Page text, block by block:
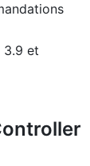
3.9 et